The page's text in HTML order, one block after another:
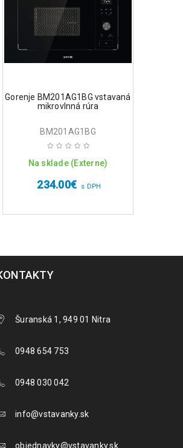
Gorenje BM201AG1BG vstavaná
mikrovlnná rúra
BM201AG1BG
Na sklade (Externe)
234.00€ s DPH
Šuranská 1, 949 01 Nitra
0948 654 753
0948 030 042
info@vstavanky.sk
objednavky@vstavanky.sk